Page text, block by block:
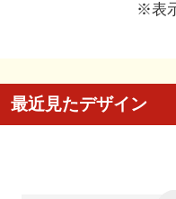
※表
最近見たデザイン